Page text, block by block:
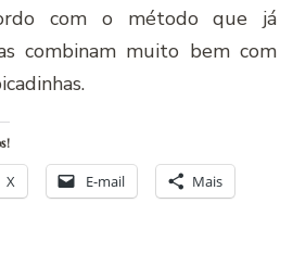
com o método que já
combinam muito bem com
X E-mail Mais